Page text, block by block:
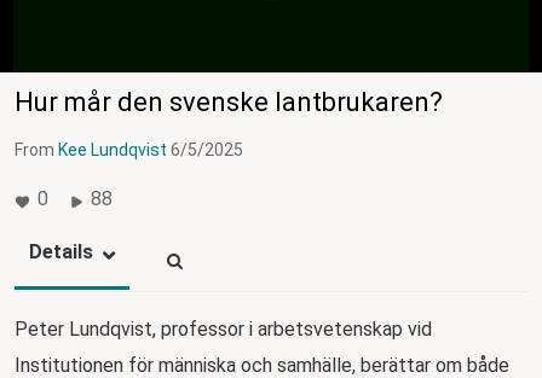
Hur mår den svenske lantbrukaren?
From Kee Lundqvist 6/5/2025
0 88
Details
Peter Lundqvist, professor i arbetsvetenskap vid
Institutionen för människa och samhälle, berättar om både